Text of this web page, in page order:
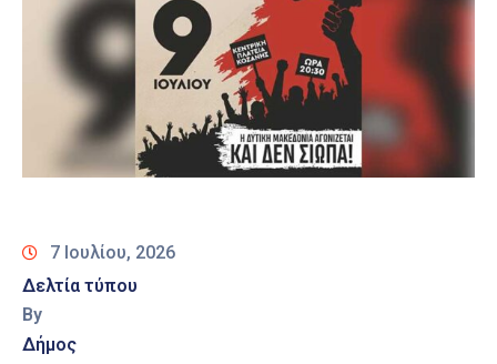
Δήμου
Προσκλήσεις
Αποφάσεις
Τηλέφωνα
7 Ιουλίου, 2026
Δελτία τύπου
By
Δήμος